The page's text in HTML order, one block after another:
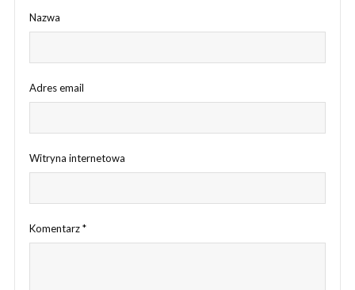
Nazwa
Adres email
Witryna internetowa
Komentarz*